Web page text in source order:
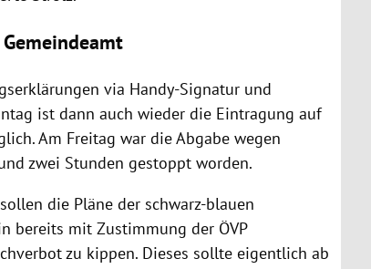
via Handy-Signatur und
ist dann auch wieder die Eintragung auf
Am Freitag war die Abgabe wegen
zwei Stunden gestoppt worden.
die Pläne der schwarz-blauen
bereits mit Zustimmung der ÖVP
zu kippen. Dieses sollte eigentlich ab